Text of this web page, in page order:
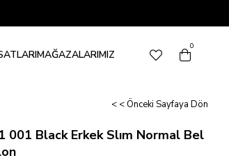
MAĞAZALARIMIZ
0
< < Önceki Sayfaya Dön
Black Erkek Slım Normal Bel